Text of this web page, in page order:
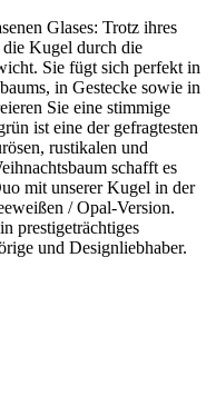
Glases: Trotz ihres
die Kugel durch die
Sie fügt sich perfekt in
in Gestecke sowie in
Sie eine stimmige
ist eine der gefragtesten
rustikalen und
schafft es
mit unserer Kugel in der
/ Opal-Version.
prestigeträchtiges
und Designliebhaber.